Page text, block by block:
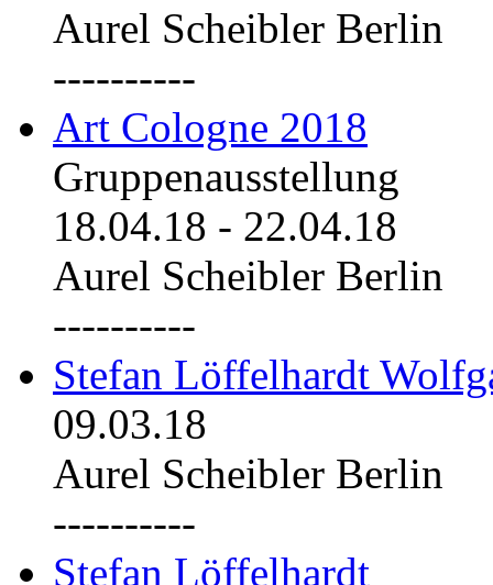
Aurel Scheibler Berlin
----------
Art Cologne 2018
Gruppenausstellung
18.04.18 - 22.04.18
Aurel Scheibler Berlin
----------
Stefan Löffelhardt
09.03.18
Aurel Scheibler Berlin
----------
Stefan Löffelhardt